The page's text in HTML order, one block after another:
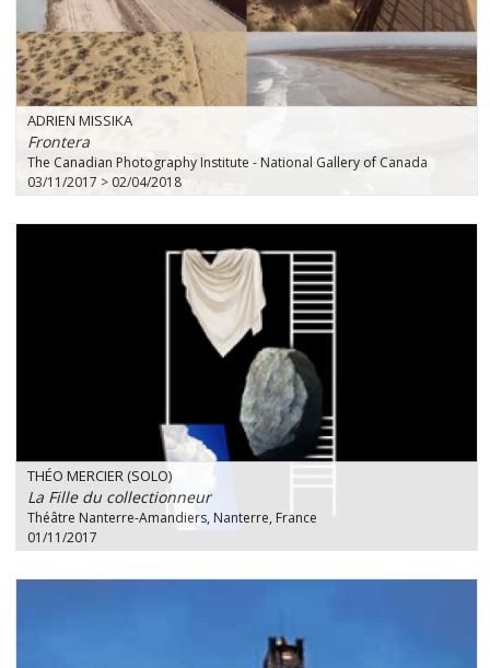
ADRIEN MISSIKA
Frontera
The Canadian Photography Institute - National Gallery of Canada
03/11/2017 > 02/04/2018
THÉO MERCIER (SOLO)
La Fille du collectionneur
Théâtre Nanterre-Amandiers, Nanterre, France
01/11/2017